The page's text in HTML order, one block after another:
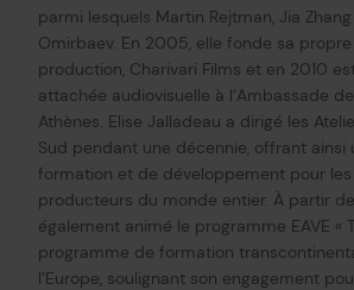
parmi lesquels Martin Rejtman, Jia
Omirbaev. En 2005, elle fonde sa
production, Charivari Films et en 2010
attachée audiovisuelle à l’Ambassade
Athènes. Elise Jalladeau a dirigé les
Sud pendant une décennie, offrant ainsi
formation et de développement pour les
producteurs du monde entier. À partir
également animé le programme EAVE «
programme de formation
l’Europe, soulignant son engagement